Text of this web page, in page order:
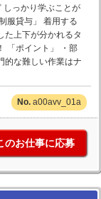
しっかり学ぶことが
服貸与」 着用する
た上下が分かれるタ
「ポイント」 ・部
的な難しい作業はナ
a00avv_01a
のお仕事に応募